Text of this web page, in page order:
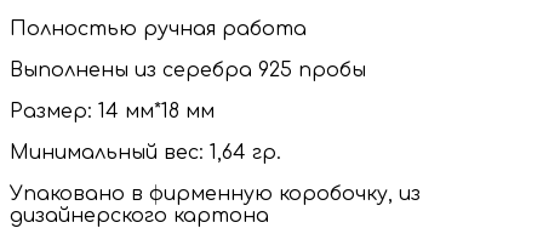
Полностью ручная работа
Выполнены из серебра 925 пробы
Размер: 14 мм*18 мм
Минимальный вес: 1,64 гр.
Упаковано в фирменную коробочку, из
дизайнерского картона